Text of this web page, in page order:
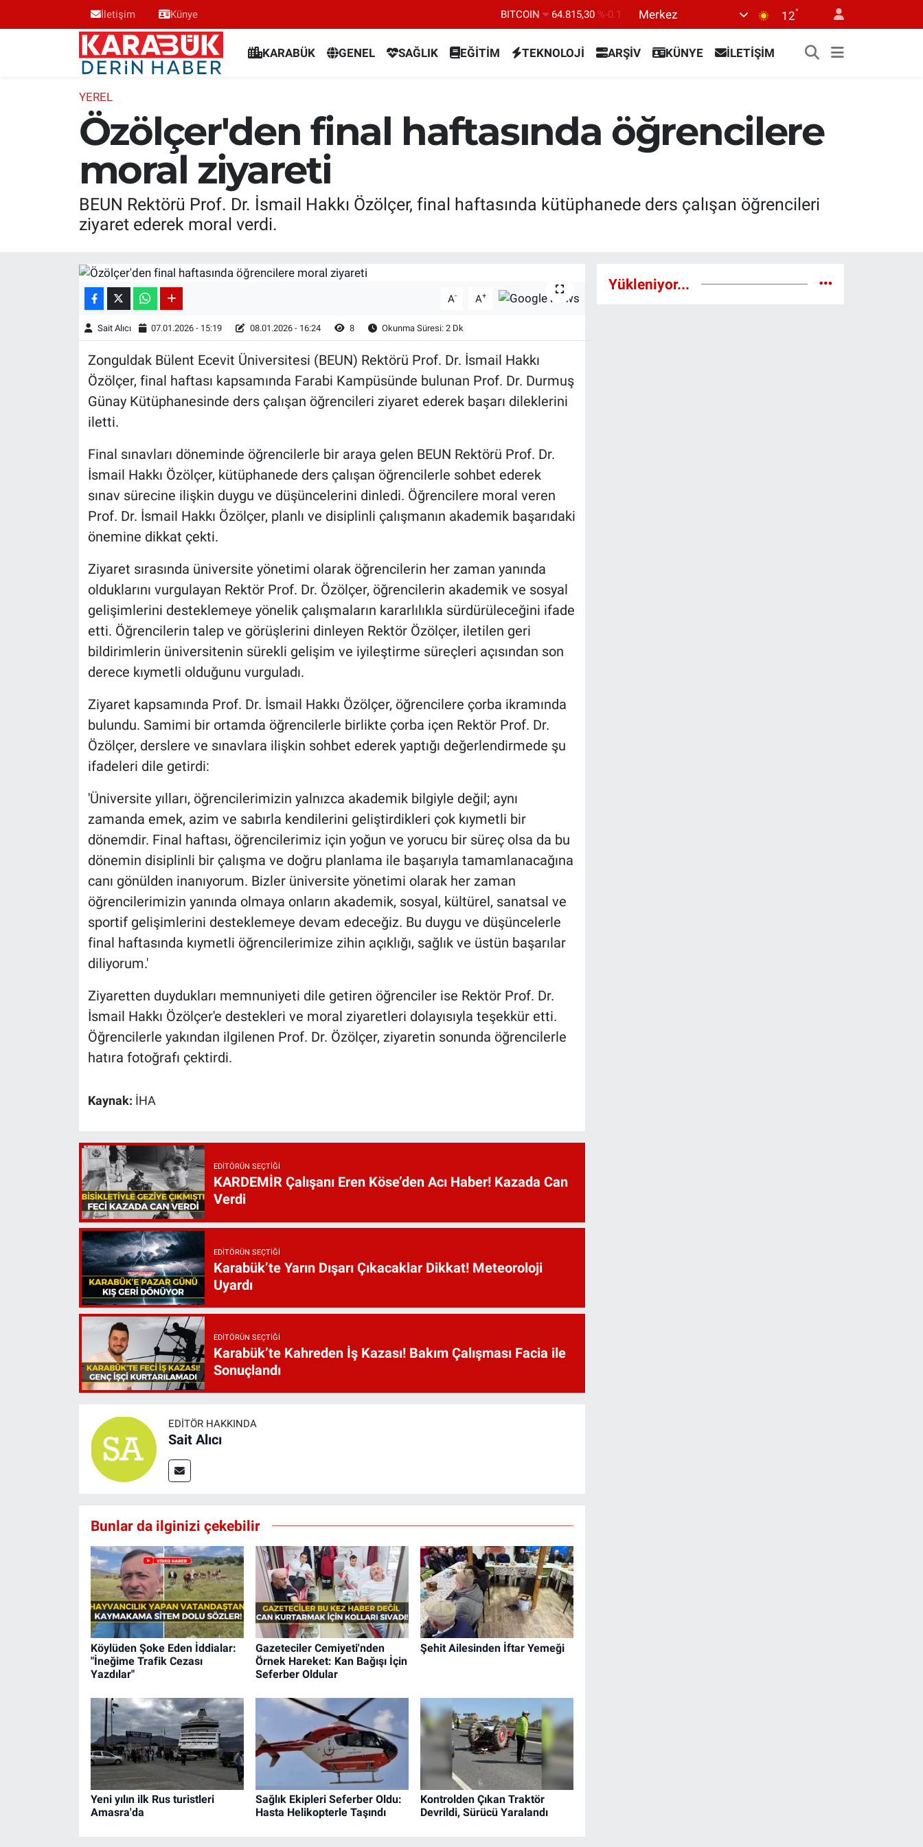
İletişim Künye BITCOIN 64.815,30 %-0.1
BİST100
13.779 %-14
Merkez 12°
KARABÜK GENEL SAĞLIK EĞİTİM TEKNOLOJİ ARŞİV KÜNYE İLETİŞİM
YEREL
Özölçer'den final haftasında öğrencilere
moral ziyareti
BEUN Rektörü Prof. Dr. İsmail Hakkı Özölçer, final haftasında kütüphanede ders çalışan öğrencileri
ziyaret ederek moral verdi.
A- A+
Sait Alıcı 07.01.2026 - 15:19 08.01.2026 - 16:24 8 Okunma Süresi: 2 Dk
Zonguldak Bülent Ecevit Üniversitesi (BEUN) Rektörü Prof. Dr. İsmail Hakkı
Özölçer, final haftası kapsamında Farabi Kampüsünde bulunan Prof. Dr. Durmuş
Günay Kütüphanesinde ders çalışan öğrencileri ziyaret ederek başarı dileklerini
iletti.
Final sınavları döneminde öğrencilerle bir araya gelen BEUN Rektörü Prof. Dr.
İsmail Hakkı Özölçer, kütüphanede ders çalışan öğrencilerle sohbet ederek
sınav sürecine ilişkin duygu ve düşüncelerini dinledi. Öğrencilere moral veren
Prof. Dr. İsmail Hakkı Özölçer, planlı ve disiplinli çalışmanın akademik başarıdaki
önemine dikkat çekti.
Ziyaret sırasında üniversite yönetimi olarak öğrencilerin her zaman yanında
olduklarını vurgulayan Rektör Prof. Dr. Özölçer, öğrencilerin akademik ve sosyal
gelişimlerini desteklemeye yönelik çalışmaların kararlılıkla sürdürüleceğini ifade
etti. Öğrencilerin talep ve görüşlerini dinleyen Rektör Özölçer, iletilen geri
bildirimlerin üniversitenin sürekli gelişim ve iyileştirme süreçleri açısından son
derece kıymetli olduğunu vurguladı.
Ziyaret kapsamında Prof. Dr. İsmail Hakkı Özölçer, öğrencilere çorba ikramında
bulundu. Samimi bir ortamda öğrencilerle birlikte çorba içen Rektör Prof. Dr.
Özölçer, derslere ve sınavlara ilişkin sohbet ederek yaptığı değerlendirmede şu
ifadeleri dile getirdi:
'Üniversite yılları, öğrencilerimizin yalnızca akademik bilgiyle değil; aynı
zamanda emek, azim ve sabırla kendilerini geliştirdikleri çok kıymetli bir
dönemdir. Final haftası, öğrencilerimiz için yoğun ve yorucu bir süreç olsa da bu
dönemin disiplinli bir çalışma ve doğru planlama ile başarıyla tamamlanacağına
canı gönülden inanıyorum. Bizler üniversite yönetimi olarak her zaman
öğrencilerimizin yanında olmaya onların akademik, sosyal, kültürel, sanatsal ve
sportif gelişimlerini desteklemeye devam edeceğiz. Bu duygu ve düşüncelerle
final haftasında kıymetli öğrencilerimize zihin açıklığı, sağlık ve üstün başarılar
diliyorum.'
Ziyaretten duydukları memnuniyeti dile getiren öğrenciler ise Rektör Prof. Dr.
İsmail Hakkı Özölçer'e destekleri ve moral ziyaretleri dolayısıyla teşekkür etti.
Öğrencilerle yakından ilgilenen Prof. Dr. Özölçer, ziyaretin sonunda öğrencilerle
hatıra fotoğrafı çektirdi.
Kaynak: İHA
EDITÖRÜN SEÇTIĞI
KARDEMİR Çalışanı Eren Köse’den Acı Haber! Kazada Can
Verdi
EDITÖRÜN SEÇTIĞI
Karabük’te Yarın Dışarı Çıkacaklar Dikkat! Meteoroloji
Uyardı
EDITÖRÜN SEÇTIĞI
Karabük’te Kahreden İş Kazası! Bakım Çalışması Facia ile
Sonuçlandı
EDITÖR HAKKINDA
Sait Alıcı
Bunlar da ilginizi çekebilir
Köylüden Şoke Eden İddialar:
"İneğime Trafik Cezası
Yazdılar"
Gazeteciler Cemiyeti'nden
Örnek Hareket: Kan Bağışı İçin
Seferber Oldular
Şehit Ailesinden İftar Yemeği
Yeni yılın ilk Rus turistleri
Amasra'da
Sağlık Ekipleri Seferber Oldu:
Hasta Helikopterle Taşındı
Kontrolden Çıkan Traktör
Devrildi, Sürücü Yaralandı
Yükleniyor...
Karabük Nöbetçi Eczaneler
Karabük Trafik Yoğunluk Haritası
Süper Lig Puan Durumu ve Fikstür
Son Dakika Haberleri
Haber Arşivi